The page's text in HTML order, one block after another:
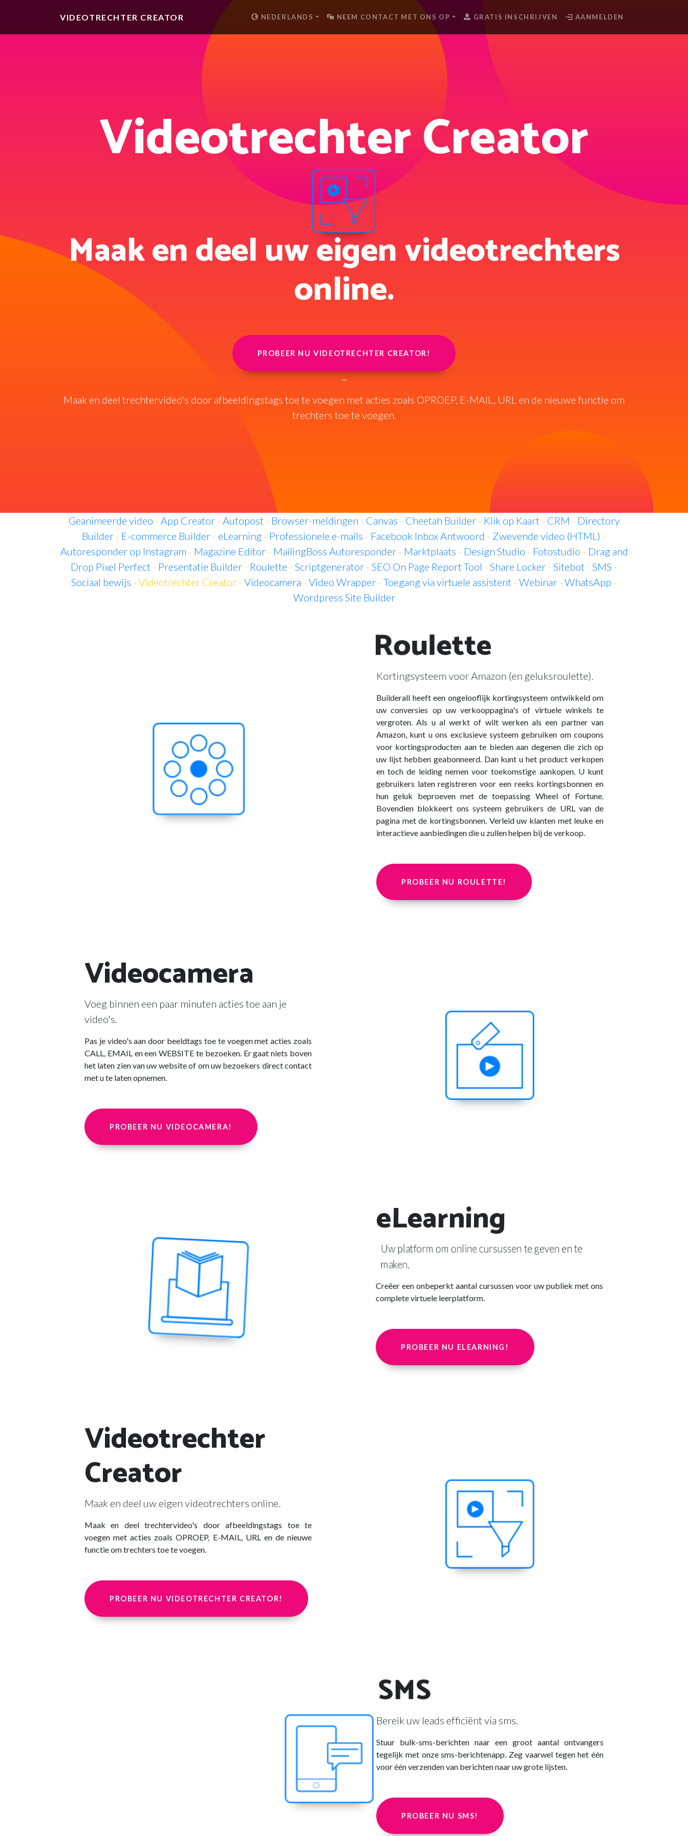
VIDEOTRECHTER CREATOR NEDERLANDS NEEM CONTACT MET ONS OP GRATIS INSCHRIJVEN AANMELDEN
Videotrechter Creator
Maak en deel uw eigen videotrechters
online.
PROBEER NU VIDEOTRECHTER CREATOR!
...
Maak en deel trechtervideo's door afbeeldingstags toe te voegen met acties zoals OPROEP, E-MAIL, URL en de nieuwe functie om
trechters toe te voegen.
Geanimeerde video - App Creator- Autopost- Browser-meldingen - Canvas - Cheetah Builder- Klik op Kaart- CRM - Directory
Builder - E-commerce Builder - eLearning - Professionele e-mails - Facebook Inbox Antwoord - Zwevende video (HTML) -
Autoresponder op Instagram - Magazine Editor- MailingBoss Autoresponder- Marktplaats - Design Studio - Fotostudio - Drag and
Drop Pixel Perfect - Presentatie Builder - Roulette - Scriptgenerator - SEO On Page Report Tool - Share Locker - Sitebot - SMS -
Sociaal bewijs - Videotrechter Creator - Videocamera - Video Wrapper - Toegang via virtuele assistent - Webinar - WhatsApp -
Wordpress Site Builder
Roulette
Kortingsysteem voor Amazon (en geluksroulette).
Builderall heeft een ongelooflijk kortingsysteem ontwikkeld om
uw conversies op uw verkooppagina's of virtuele winkels te
vergroten. Als u al werkt of wilt werken als een partner van
Amazon, kunt u ons exclusieve systeem gebruiken om coupons
voor kortingsproducten aan te bieden aan degenen die zich op
uw lijst hebben geabonneerd. Dan kunt u het product verkopen
en toch de leiding nemen voor toekomstige aankopen. U kunt
gebruikers laten registreren voor een reeks kortingsbonnen en
hun geluk beproeven met de toepassing Wheel of Fortune.
Bovendien blokkeert ons systeem gebruikers de URL van de
pagina met de kortingsbonnen. Verleid uw klanten met leuke en
interactieve aanbiedingen die u zullen helpen bij de verkoop.
PROBEER NU ROULETTE!
Videocamera
Voeg binnen een paar minuten acties toe aan je
video's.
Pas je video's aan door beeldtags toe te voegen met acties zoals
CALL, EMAIL en een WEBSITE te bezoeken. Er gaat niets boven
het laten zien van uw website of om uw bezoekers direct contact
met u te laten opnemen.
PROBEER NU VIDEOCAMERA!
eLearning
Uw platform om online cursussen te geven en te
maken.
Creëer een onbeperkt aantal cursussen voor uw publiek met ons
complete virtuele leerplatform.
PROBEER NU ELEARNING!
Videotrechter
Creator
Maak en deel uw eigen videotrechters online.
Maak en deel trechtervideo's door afbeeldingstags toe te
voegen met acties zoals OPROEP, E-MAIL, URL en de nieuwe
functie om trechters toe te voegen.
PROBEER NU VIDEOTRECHTER CREATOR!
SMS
Bereik uw leads efficiënt via sms.
Stuur bulk-sms-berichten naar een groot aantal ontvangers
tegelijk met onze sms-berichtenapp. Zeg vaarwel tegen het één
voor één verzenden van berichten naar uw grote lijsten.
PROBEER NU SMS!